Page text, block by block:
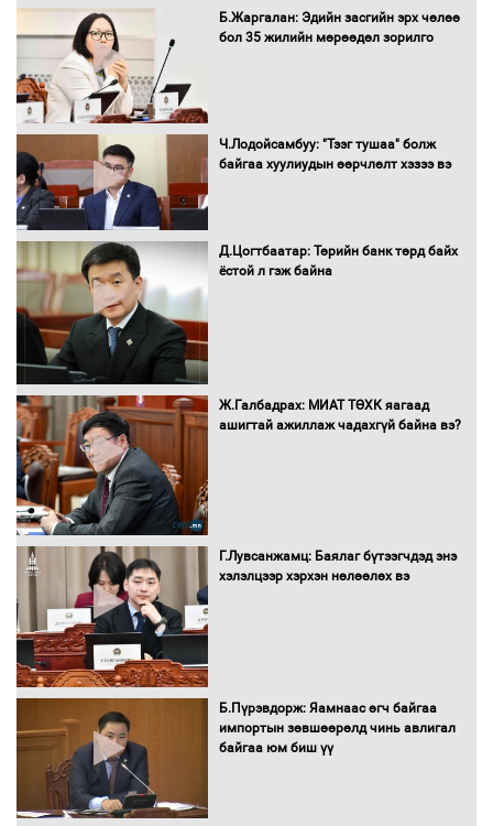
Нөөцийн махны худалдаа,
борлуулалтыг нээлттэй ил тод
Монгол Улс “COP17”-д “Тал хээрийн
төлөвлөгөө”-гөө танилцуулна
16 төрлийн эмийг нэг эх үүсвэрээс
Бүх шатанд хэмнэлтийн горимд
шилжиж, найр наадам, зөвлөгөөн,
Б.Жаргалан: Эдийн засгийн эрх чөлөө
бол 35 жилийн мөрөөдөл зорилго
Ч.Лодойсамбуу: "Тээг тушаа" болж
байгаа хуулиудын өөрчлөлт хэзээ вэ
Д.Цогтбаатар: Төрийн банк төрд байх
ёстой л гэж байна
Ж.Галбадрах: МИАТ ТӨХК яагаад
ашигтай ажиллаж чадахгүй байна вэ?
Г.Лувсанжамц: Баялаг бүтээгчдэд энэ
хэлэлцээр хэрхэн нөлөөлөх вэ
Б.Пүрэвдорж: Яамнаас өгч байгаа
импортын зөвшөөрөлд чинь авлигал
байгаа юм биш үү